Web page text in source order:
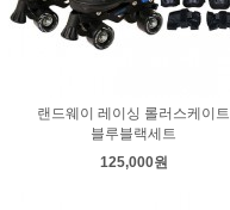
랜드웨이 레이싱 롤러스케이트
블루블랙세트
125,000원